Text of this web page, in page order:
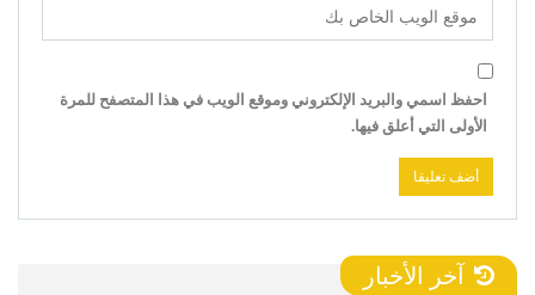
احفظ اسمي والبريد الإلكتروني وموقع الويب في هذا المتصفح للمرة
الأولى التي أعلق فيها.
آخر الأخبار